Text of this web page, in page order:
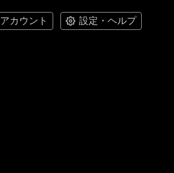
アカウント 設定・ヘルプ